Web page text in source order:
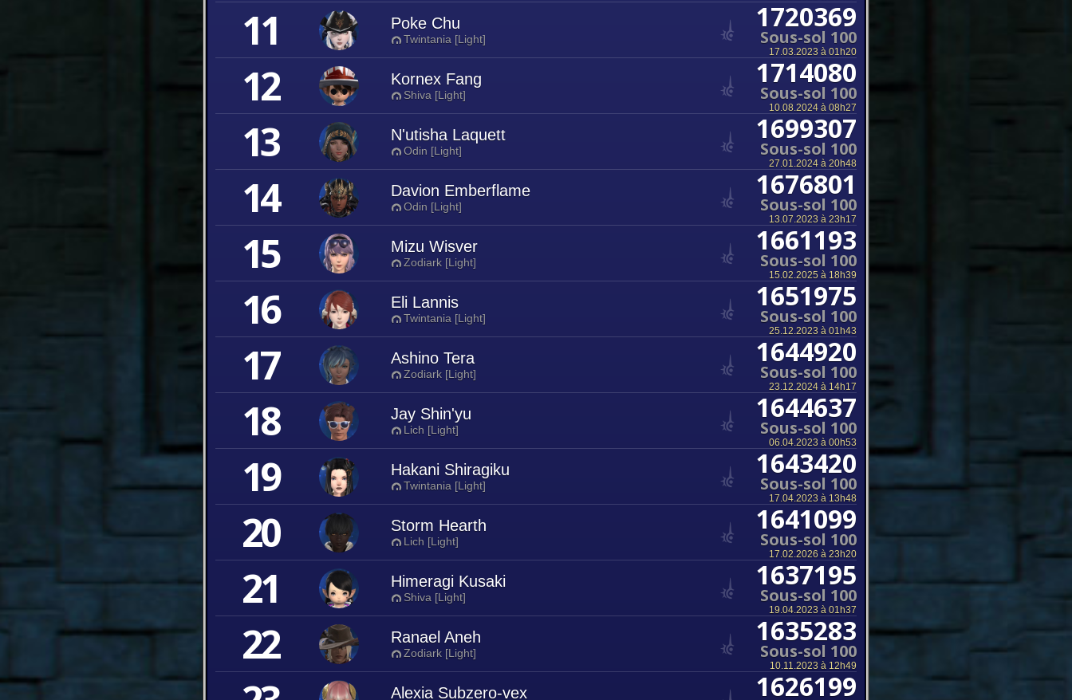
11 Poke Chu
Twintania [Light]
1720369
Sous-sol 100
17.03.2023 à 01h20
12 Kornex Fang
Shiva [Light]
1714080
Sous-sol 100
10.08.2024 à 08h27
13 N'utisha Laquett
Odin [Light]
1699307
Sous-sol 100
27.01.2024 à 20h48
14 Davion Emberflame
Odin [Light]
1676801
Sous-sol 100
13.07.2023 à 23h17
15 Mizu Wisver
Zodiark [Light]
1661193
Sous-sol 100
15.02.2025 à 18h39
16 Eli Lannis
Twintania [Light]
1651975
Sous-sol 100
25.12.2023 à 01h43
17 Ashino Tera
Zodiark [Light]
1644920
Sous-sol 100
23.12.2024 à 14h17
18 Jay Shin'yu
Lich [Light]
1644637
Sous-sol 100
06.04.2023 à 00h53
19 Hakani Shiragiku
Twintania [Light]
1643420
Sous-sol 100
17.04.2023 à 13h48
20 Storm Hearth
Lich [Light]
1641099
Sous-sol 100
17.02.2026 à 23h20
21 Himeragi Kusaki
Shiva [Light]
1637195
Sous-sol 100
19.04.2023 à 01h37
22 Ranael Aneh
Zodiark [Light]
1635283
Sous-sol 100
10.11.2023 à 12h49
Alexia Subzero-vex 1626199